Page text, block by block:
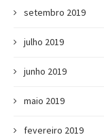
setembro 2019
julho 2019
junho 2019
maio 2019
fevereiro 2019